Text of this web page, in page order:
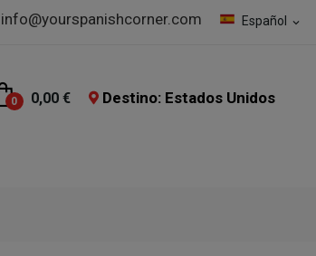
Español expand_more
info@yourspanishcorner.com
0 0,00 € Destino: Estados Unidos